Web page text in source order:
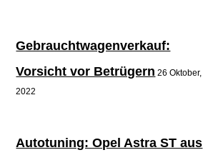
Gebrauchtwagenverkauf:
Vorsicht vor Betrügern 26 Oktober,
2022
Autotuning: Opel Astra ST aus